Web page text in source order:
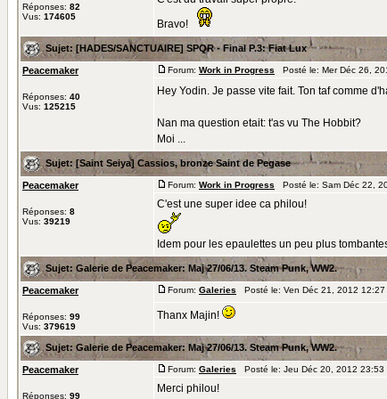
Réponses: 82
Vus: 174605
Bravo!
Sujet: [HADES/SANCTUAIRE] SPQR - Final P.3: Fiat Lux
Peacemaker
Réponses: 40
Vus: 125215
Forum: Work in Progress Posté le: Mer Déc 26,
Hey Yodin. Je passe vite fait. Ton taf comme
Nan ma question etait: t'as vu The Hobbit?
Moi ...
Sujet: [Saint Seiya] Cassios, bronze Saint de Pegase
Peacemaker
Réponses: 8
Vus: 39219
Forum: Work in Progress Posté le: Sam Déc 22,
C'est une super idee ca philou!
Idem pour les epaulettes un peu plus
Sujet: Galerie de Peacemaker: Maj 27/06/13. Steam Punk, WW2.
Peacemaker
Réponses: 99
Vus: 379619
Forum: Galeries Posté le: Ven Déc 21, 2012
Thanx Majin!
Sujet: Galerie de Peacemaker: Maj 27/06/13. Steam Punk, WW2.
Peacemaker
Réponses: 99
Forum: Galeries Posté le: Jeu Déc 20, 2012
Merci philou!